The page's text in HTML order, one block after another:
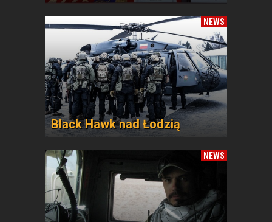
NEWS
Black Hawk nad Łodzią
NEWS